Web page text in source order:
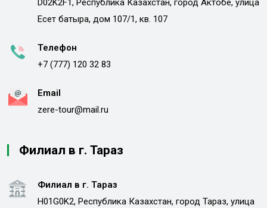
D02K2F1, Республика Казахстан, город Актобе, улица
Есет батыра, дом 107/1, кв. 107
Телефон
+7 (777) 120 32 83
Email
zere-tour@mail.ru
Филиал в г. Тараз
Филиал в г. Тараз
H01G0K2, Республика Казахстан, город Тараз, улица